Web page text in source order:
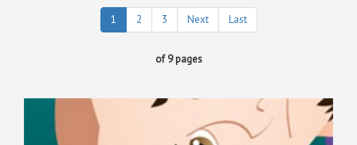
1 2 3 Next Last
of 9 pages